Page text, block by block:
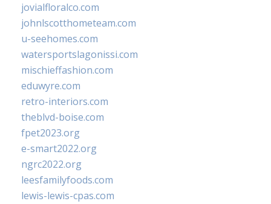
jovialfloralco.com
johnlscotthometeam.com
u-seehomes.com
watersportslagonissi.com
mischieffashion.com
eduwyre.com
retro-interiors.com
theblvd-boise.com
fpet2023.org
e-smart2022.org
ngrc2022.org
leesfamilyfoods.com
lewis-lewis-cpas.com